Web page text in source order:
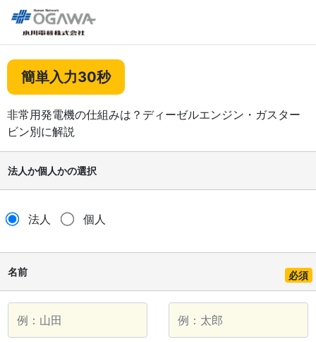
簡単入力30秒
非常用発電機の仕組みは？ディーゼルエンジン・ガスター
ビン別に解説
法人か個人かの選択
法人 個人
名前 必須